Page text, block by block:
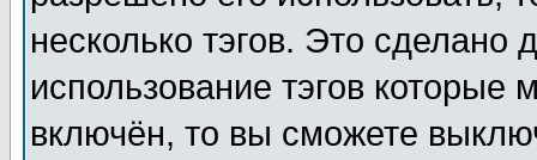
несколько тэгов. Это сделано
использование тэгов
включён, то вы сможете